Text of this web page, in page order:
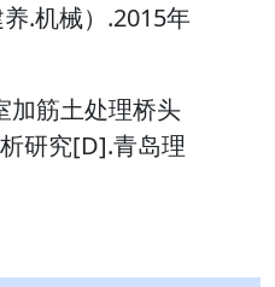
.机械）.2015年
加筋土处理桥头
研究[D].青岛理